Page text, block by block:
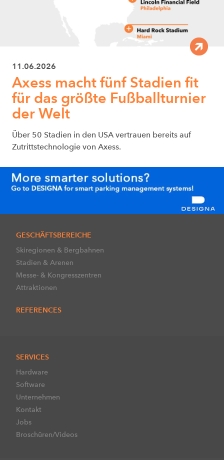
11.06.2026
Axess macht fünf Stadien fit
für das größte Fußballturnier
der Welt
Über 50 Stadien in den USA vertrauen bereits auf
Zutrittstechnologie von Axess.
GESCHÄFTSBEREICHE
Skiregionen & Bergbahnen
Stadien & Arenen
Messe- & Kongresszentren
Attraktionen
REFERENCES
SERVICES
Hardware
Software
Unternehmen
Kontakt
Jobs
Broschüren/Videos